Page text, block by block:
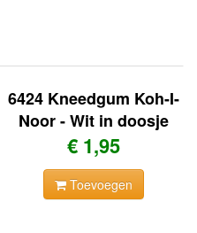
6424 Kneedgum Koh-I-
Noor - Wit in doosje
€ 1,95
Toevoegen